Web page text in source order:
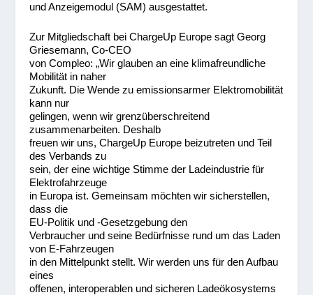
und Anzeigemodul (SAM) ausgestattet.
Zur Mitgliedschaft bei ChargeUp Europe sagt Georg
Griesemann, Co-CEO
von Compleo: „Wir glauben an eine klimafreundliche
Mobilität in naher
Zukunft. Die Wende zu emissionsarmer Elektromobilität
kann nur
gelingen, wenn wir grenzüberschreitend
zusammenarbeiten. Deshalb
freuen wir uns, ChargeUp Europe beizutreten und Teil
des Verbands zu
sein, der eine wichtige Stimme der Ladeindustrie für
Elektrofahrzeuge
in Europa ist. Gemeinsam möchten wir sicherstellen,
dass die
EU-Politik und -Gesetzgebung den
Verbraucher und seine Bedürfnisse rund um das Laden
von E-Fahrzeugen
in den Mittelpunkt stellt. Wir werden uns für den Aufbau
eines
offenen, interoperablen und sicheren Ladeökosystems